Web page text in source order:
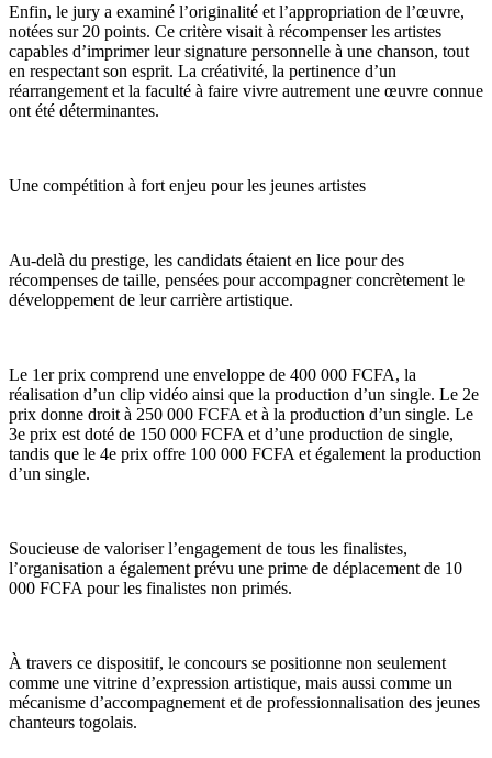
Enfin, le jury a examiné l’originalité et l’appropriation de l’œuvre,
notées sur 20 points. Ce critère visait à récompenser les artistes
capables d’imprimer leur signature personnelle à une chanson, tout
en respectant son esprit. La créativité, la pertinence d’un
réarrangement et la faculté à faire vivre autrement une œuvre connue
ont été déterminantes.
Une compétition à fort enjeu pour les jeunes artistes
Au-delà du prestige, les candidats étaient en lice pour des
récompenses de taille, pensées pour accompagner concrètement le
développement de leur carrière artistique.
Le 1er prix comprend une enveloppe de 400 000 FCFA, la
réalisation d’un clip vidéo ainsi que la production d’un single. Le 2e
prix donne droit à 250 000 FCFA et à la production d’un single. Le
3e prix est doté de 150 000 FCFA et d’une production de single,
tandis que le 4e prix offre 100 000 FCFA et également la production
d’un single.
Soucieuse de valoriser l’engagement de tous les finalistes,
l’organisation a également prévu une prime de déplacement de 10
000 FCFA pour les finalistes non primés.
À travers ce dispositif, le concours se positionne non seulement
comme une vitrine d’expression artistique, mais aussi comme un
mécanisme d’accompagnement et de professionnalisation des jeunes
chanteurs togolais.